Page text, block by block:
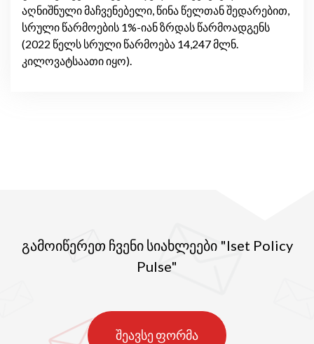
აღნიშნული მაჩვენებელი, წინა წელთან შედარებით,
სრული წარმოების 1%-იან ზრდას წარმოადგენს
(2022 წელს სრული წარმოება 14,247 მლნ.
კილოვატსაათი იყო).
გამოიწერეთ ჩვენი სიახლეები "Iset Policy
Pulse"
შეავსე ფორმა